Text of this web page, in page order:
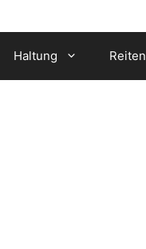
Haltung Reiten